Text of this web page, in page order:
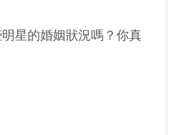
星的婚姻狀況嗎？你真